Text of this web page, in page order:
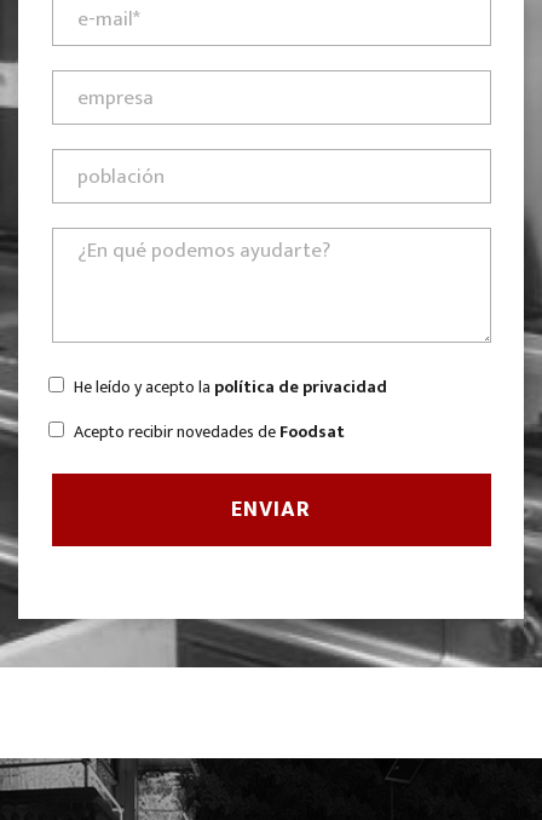
He leído y acepto la política de privacidad
Acepto recibir novedades deFoodsat